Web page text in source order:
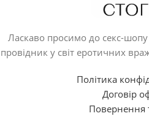
Ласкаво просимо до секс-
провідник у світ еротичних
Політика
Договір
Повернення